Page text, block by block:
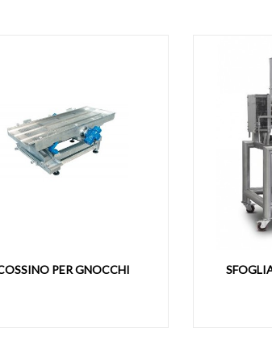
PER
ESSICCATOIO STATICO PER